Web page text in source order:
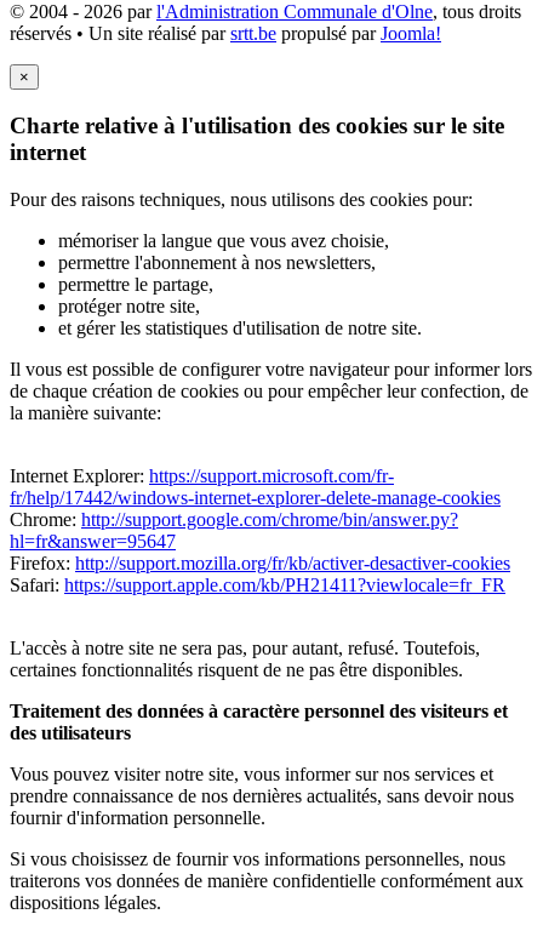
© 2004 - 2026 parl'Administration Communale d'Olne, tous droits
réservés • Un site réalisé parsrtt.be propulsé parJoomla!
×
Charte relative à l'utilisation des cookies sur le site
internet
Pour des raisons techniques, nous utilisons des cookies pour:
mémoriser la langue que vous avez choisie,
permettre l'abonnement à nos newsletters,
permettre le partage,
protéger notre site,
et gérer les statistiques d'utilisation de notre site.
Il vous est possible de configurer votre navigateur pour informer lors
de chaque création de cookies ou pour empêcher leur confection, de
la manière suivante:
Internet Explorer: https://support.microsoft.com/fr-
fr/help/17442/windows-internet-explorer-delete-manage-cookies
Chrome: http://support.google.com/chrome/bin/answer.py?
hl=fr&answer=95647
Firefox: http://support.mozilla.org/fr/kb/activer-desactiver-cookies
Safari: https://support.apple.com/kb/PH21411?viewlocale=fr_FR
L'accès à notre site ne sera pas, pour autant, refusé. Toutefois,
certaines fonctionnalités risquent de ne pas être disponibles.
Traitement des données à caractère personnel des visiteurs et
des utilisateurs
Vous pouvez visiter notre site, vous informer sur nos services et
prendre connaissance de nos dernières actualités, sans devoir nous
fournir d'information personnelle.
Si vous choisissez de fournir vos informations personnelles, nous
traiterons vos données de manière confidentielle conformément aux
dispositions légales.